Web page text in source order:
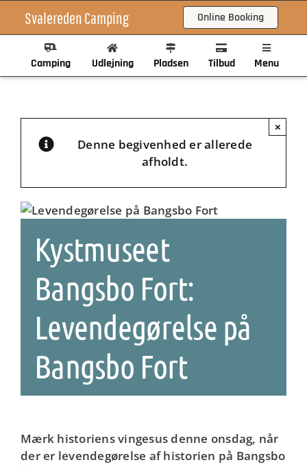
Camping Udlejning Pladsen Tilbud Menu
Online Booking
Svalereden Camping
Denne begivenhed er allerede
afholdt.
×
Kystmuseet
Bangsbo Fort:
Levendegørelse på
Bangsbo Fort
Mærk historiens vingesus denne onsdag, når
der er levendegørelse af historien på Bangsbo